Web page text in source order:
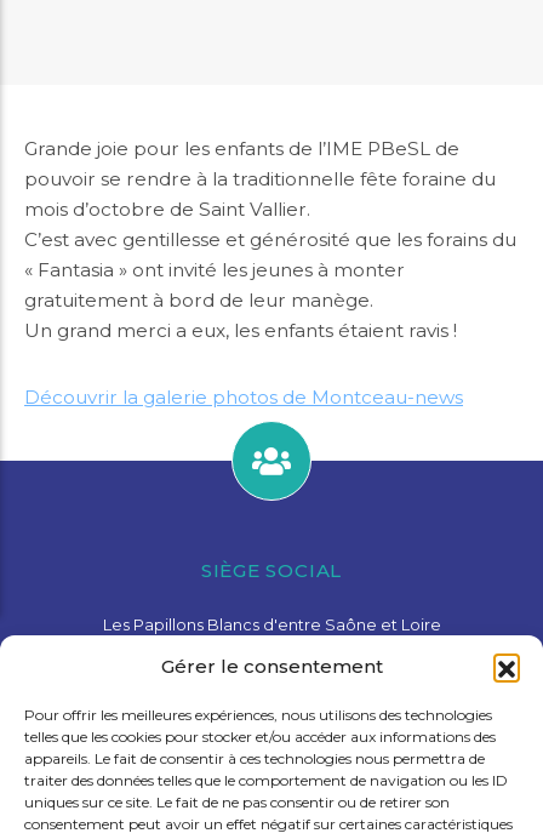
Gérer le consentement
Pour offrir les meilleures expériences, nous utilisons des technologies
telles que les cookies pour stocker et/ou accéder aux informations des
appareils. Le fait de consentir à ces technologies nous permettra de
traiter des données telles que le comportement de navigation ou les ID
uniques sur ce site. Le fait de ne pas consentir ou de retirer son
consentement peut avoir un effet négatif sur certaines caractéristiques
Grande joie pour les enfants de l’IME PBeSL de
pouvoir se rendre à la traditionnelle fête foraine du
mois d’octobre de Saint Vallier.
C’est avec gentillesse et générosité que les forains du
« Fantasia » ont invité les jeunes à monter
gratuitement à bord de leur manège.
Un grand merci a eux, les enfants étaient ravis !
Découvrir la galerie photos de Montceau-news
SIÈGE SOCIAL
Les Papillons Blancs d'entre Saône et Loire
03 85 81 28 78
contact@pbesl.fr